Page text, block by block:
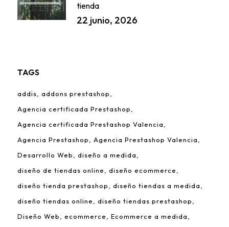
tienda
22 junio, 2026
TAGS
addis
addons prestashop
Agencia certificada Prestashop
Agencia certificada Prestashop Valencia
Agencia Prestashop
Agencia Prestashop Valencia
Desarrollo Web
diseño a medida
diseño de tiendas online
diseño ecommerce
diseño tienda prestashop
diseño tiendas a medida
diseño tiendas online
diseño tiendas prestashop
Diseño Web
ecommerce
Ecommerce a medida